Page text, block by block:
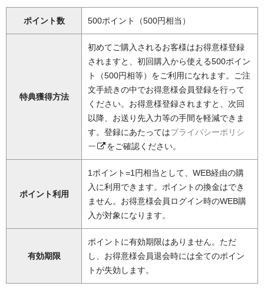
ポイント数 500ポイント（500円相当）
特典獲得方法
初めてご購入されるお客様はお得意様登録
されますと、初回購入から使える500ポイン
ト（500円相等）をご利用になれます。ご注
文手続きの中でお得意様会員登録を行って
ください。お得意様登録されますと、次回
以降、お送り先入力等の手間を軽減できま
す。登録にあたってはプライバシーポリシ
ー
をご確認ください。
ポイント利用
1ポイント=1円相当として、WEB経由の購
入に利用できます。ポイントの換金はでき
ません。お得意様会員ログイン時のWEB購
入が対象になります。
有効期限
ポイントに有効期限はありません。ただ
し、お得意様会員退会時には全てのポイン
トが失効します。